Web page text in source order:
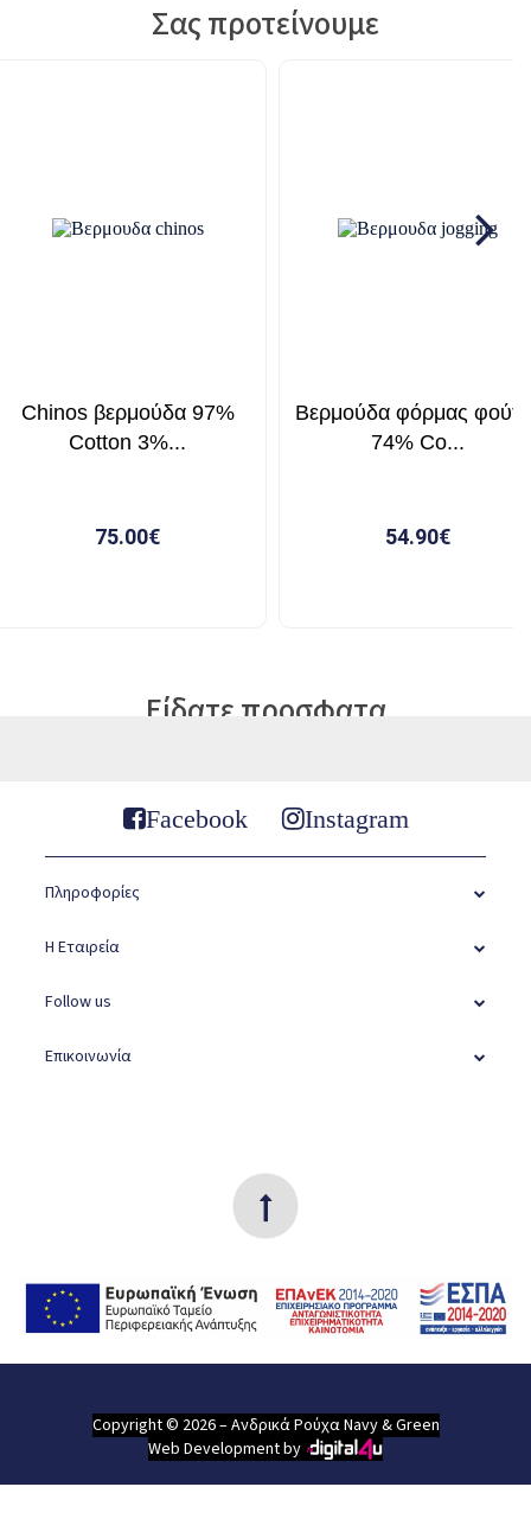
Σας προτείνουμε
Είδατε προσφατα
Facebook Instagram
Πληροφορίες
Η Εταιρεία
Follow us
Επικοινωνία
Copyright © 2026 – Ανδρικά Ρούχα Navy & Green
Web Development by